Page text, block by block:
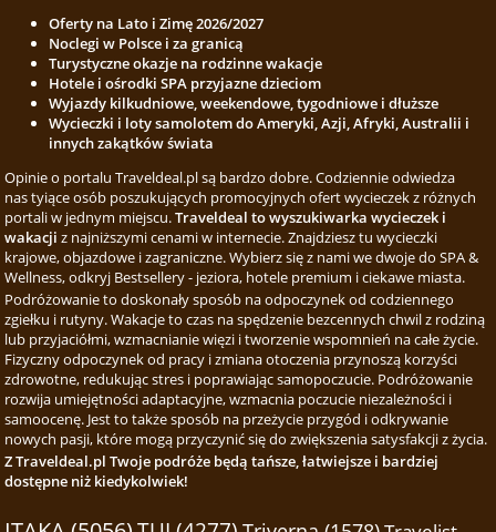
Oferty na Lato i Zimę 2026/2027
Noclegi w Polsce i za granicą
Turystyczne okazje na rodzinne wakacje
Hotele i ośrodki SPA przyjazne dzieciom
Wyjazdy kilkudniowe, weekendowe, tygodniowe i dłuższe
Wycieczki i loty samolotem do Ameryki, Azji, Afryki, Australii i
innych zakątków świata
Opinie o portalu Traveldeal.pl są bardzo dobre. Codziennie odwiedza
nas tyiące osób poszukujących promocyjnych ofert wycieczek z różnych
portali w jednym miejscu.Traveldeal to wyszukiwarka wycieczek i
wakacji z najniższymi cenami w internecie. Znajdziesz tu wycieczki
krajowe, objazdowe i zagraniczne. Wybierz się z nami we dwoje do SPA &
Wellness, odkryj Bestsellery - jeziora, hotele premium i ciekawe miasta.
Podróżowanie to doskonały sposób na odpoczynek od codziennego
zgiełku i rutyny. Wakacje to czas na spędzenie bezcennych chwil z rodziną
lub przyjaciółmi, wzmacnianie więzi i tworzenie wspomnień na całe życie.
Fizyczny odpoczynek od pracy i zmiana otoczenia przynoszą korzyści
zdrowotne, redukując stres i poprawiając samopoczucie. Podróżowanie
rozwija umiejętności adaptacyjne, wzmacnia poczucie niezależności i
samoocenę. Jest to także sposób na przeżycie przygód i odkrywanie
nowych pasji, które mogą przyczynić się do zwiększenia satysfakcji z życia.
Z Traveldeal.pl Twoje podróże będą tańsze, łatwiejsze i bardziej
dostępne niż kiedykolwiek!